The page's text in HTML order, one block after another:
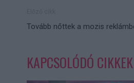
Tovább nőttek a mozis
KAPCSOLÓDÓ CIKKEK